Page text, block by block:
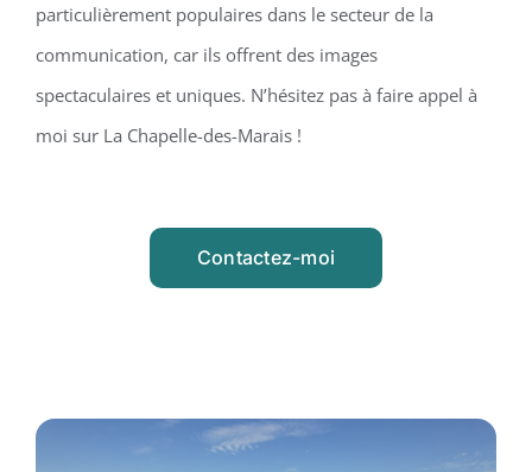
particulièrement populaires dans le secteur de la
communication, car ils offrent des images
spectaculaires et uniques. N’hésitez pas à faire appel à
moi sur La Chapelle-des-Marais !
Contactez-moi